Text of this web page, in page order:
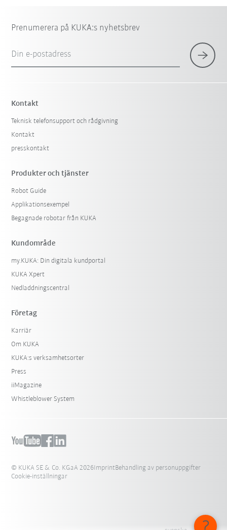
Prenumerera på KUKA:s nyhetsbrev
Din e-postadress
Kontakt
Teknisk telefonsupport och rådgivning
Kontakt
presskontakt
Produkter och tjänster
Robot Guide
Applikationsexempel
Begagnade robotar från KUKA
Kundområde
my.KUKA: Din digitala kundportal
KUKA Xpert
Nedladdningscentral
Företag
Karriär
Om KUKA
KUKA:s verksamhetsorter
Press
iiMagazine
Whistleblower System
© KUKA SE & Co. KGaA 2026ImprintBehandling av personuppgifter
Cookie-inställningar